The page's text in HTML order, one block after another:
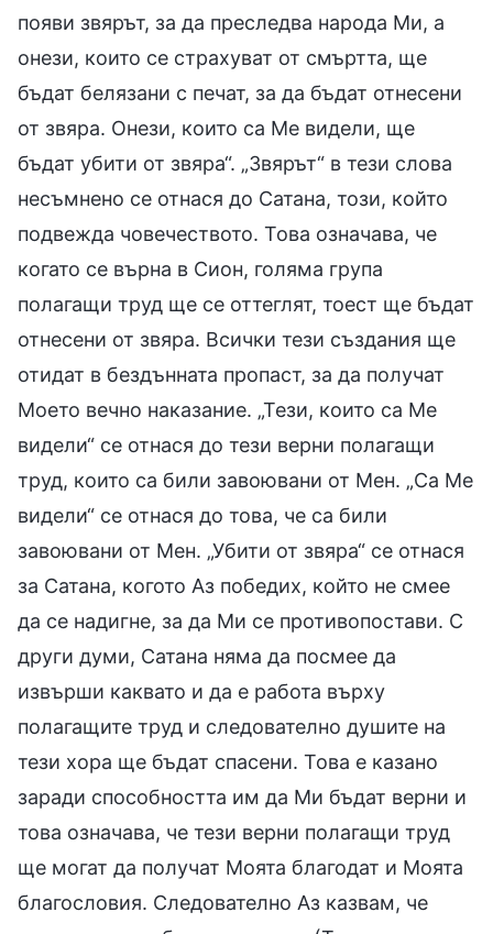
появи звярът, за да преследва народа Ми, а
онези, които се страхуват от смъртта, ще
бъдат белязани с печат, за да бъдат отнесени
от звяра. Онези, които са Ме видели, ще
бъдат убити от звяра“. „Звярът“ в тези слова
несъмнено се отнася до Сатана, този, който
подвежда човечеството. Това означава, че
когато се върна в Сион, голяма група
полагащи труд ще се оттеглят, тоест ще бъдат
отнесени от звяра. Всички тези създания ще
отидат в бездънната пропаст, за да получат
Моето вечно наказание. „Тези, които са Ме
видели“ се отнася до тези верни полагащи
труд, които са били завоювани от Мен. „Са Ме
видели“ се отнася до това, че са били
завоювани от Мен. „Убити от звяра“ се отнася
за Сатана, когото Аз победих, който не смее
да се надигне, за да Ми се противопостави. С
други думи, Сатана няма да посмее да
извърши каквато и да е работа върху
полагащите труд и следователно душите на
тези хора ще бъдат спасени. Това е казано
заради способността им да Ми бъдат верни и
това означава, че тези верни полагащи труд
ще могат да получат Моята благодат и Моята
благословия. Следователно Аз казвам, че